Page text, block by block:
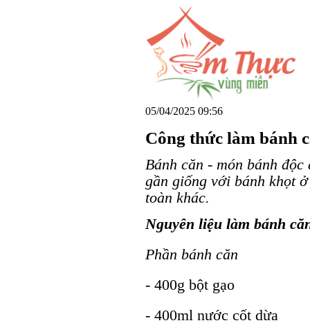
05/04/2025 09:56
Công thức làm bánh
Bánh căn - món bánh
gần giống với bánh khọt
toàn khác.
Nguyên liệu làm bánh
Phần bánh căn
- 400g bột gạo
- 400ml nước cốt dừa